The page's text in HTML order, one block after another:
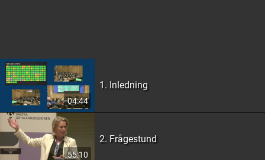
04:44
1. Inledning
55:10
2. Frågestund